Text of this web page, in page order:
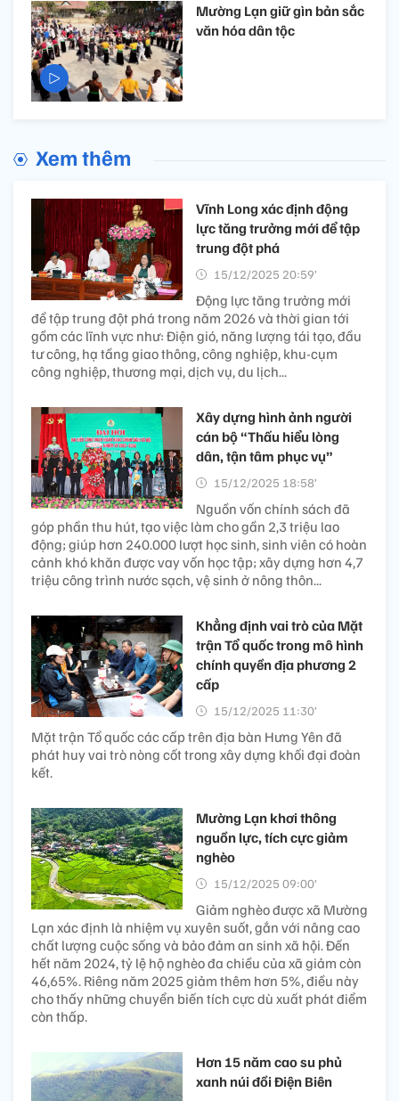
Mường Lạn giữ gìn bản sắc
văn hóa dân tộc
Xem thêm
Vĩnh Long xác định động
lực tăng trưởng mới để tập
trung đột phá
15/12/2025 20:59’
Động lực tăng trưởng mới
để tập trung đột phá trong năm 2026 và thời gian tới
gồm các lĩnh vực như: Điện gió, năng lượng tái tạo, đầu
tư công, hạ tầng giao thông, công nghiệp, khu-cụm
công nghiệp, thương mại, dịch vụ, du lịch...
Xây dựng hình ảnh người
cán bộ “Thấu hiểu lòng
dân, tận tâm phục vụ”
15/12/2025 18:58’
Nguồn vốn chính sách đã
góp phần thu hút, tạo việc làm cho gần 2,3 triệu lao
động; giúp hơn 240.000 lượt học sinh, sinh viên có hoàn
cảnh khó khăn được vay vốn học tập; xây dựng hơn 4,7
triệu công trình nước sạch, vệ sinh ở nông thôn...
Khẳng định vai trò của Mặt
trận Tổ quốc trong mô hình
chính quyền địa phương 2
cấp
15/12/2025 11:30’
Mặt trận Tổ quốc các cấp trên địa bàn Hưng Yên đã
phát huy vai trò nòng cốt trong xây dựng khối đại đoàn
kết.
Mường Lạn khơi thông
nguồn lực, tích cực giảm
nghèo
15/12/2025 09:00’
Giảm nghèo được xã Mường
Lạn xác định là nhiệm vụ xuyên suốt, gắn với nâng cao
chất lượng cuộc sống và bảo đảm an sinh xã hội. Đến
hết năm 2024, tỷ lệ hộ nghèo đa chiều của xã giảm còn
46,65%. Riêng năm 2025 giảm thêm hơn 5%, điều này
cho thấy những chuyển biến tích cực dù xuất phát điểm
còn thấp.
Hơn 15 năm cao su phủ
xanh núi đồi Điện Biên